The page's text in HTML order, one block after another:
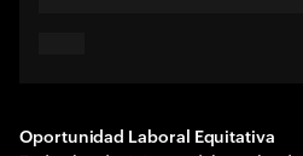
Oportunidad Laboral Equitativa